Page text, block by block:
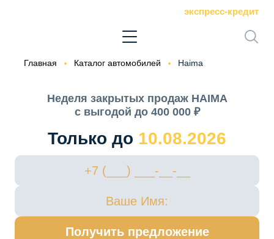
экспресс-кредит
Главная Каталог автомобилей Haima
Неделя закрытых продаж HAIMA
с выгодой до 400 000 ₽
Только до 10.08.2026
Получить предложение